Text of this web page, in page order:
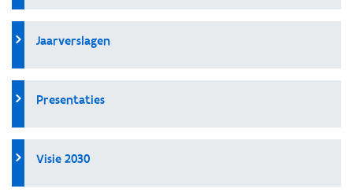
Jaarverslagen
Presentaties
Visie 2030